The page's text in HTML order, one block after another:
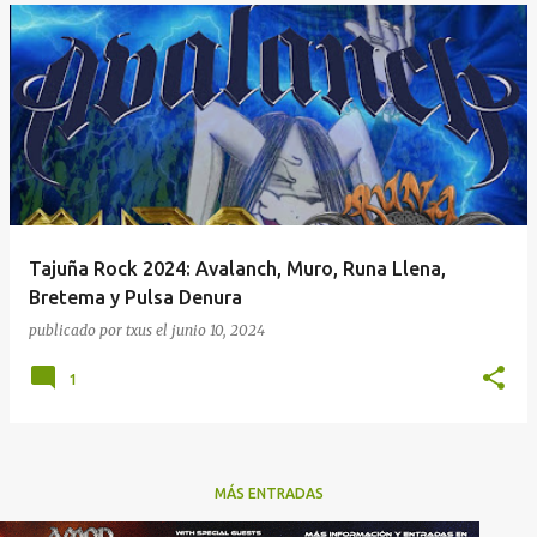
Tajuña Rock 2024: Avalanch, Muro, Runa Llena,
Bretema y Pulsa Denura
publicado por txus el junio 10, 2024
1
MÁS ENTRADAS